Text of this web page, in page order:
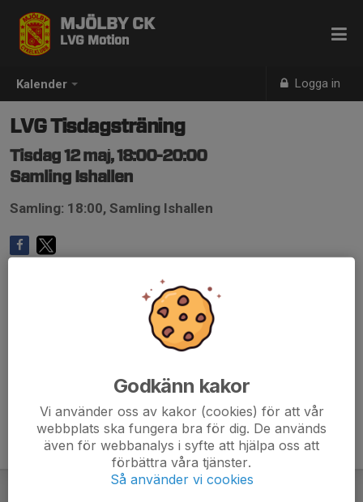
Kalender Logga in
MJÖLBY CK
LVG Motion
LVG Tisdagsträning
Tisdag 12 maj, 18:00-20:00
Samling Ishallen
Samling: 18:00, Samling Ishallen
Godkänn kakor
Vi använder oss av kakor (cookies) för att vår
webbplats ska fungera bra för dig. De används
även för webbanalys i syfte att hjälpa oss att
förbättra våra tjänster.
Så använder vi cookies